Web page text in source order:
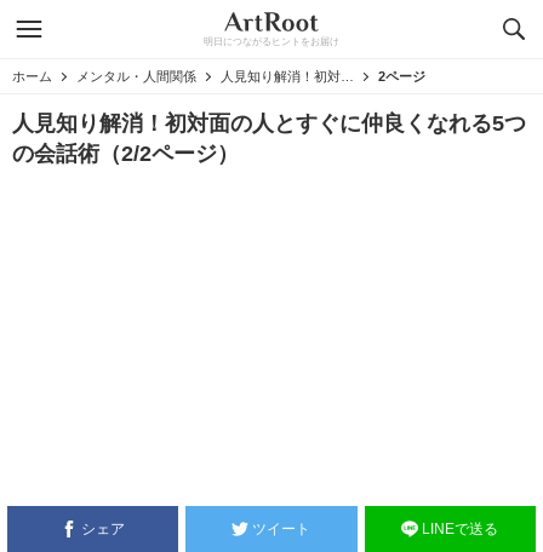
明日につながるヒントをお届け
ホーム メンタル・人間関係 2ページ
人見知り解消！初対面の人とすぐに仲良くなれる5つ
の会話術（2/2ページ）
シェア ツイート LINEで送る